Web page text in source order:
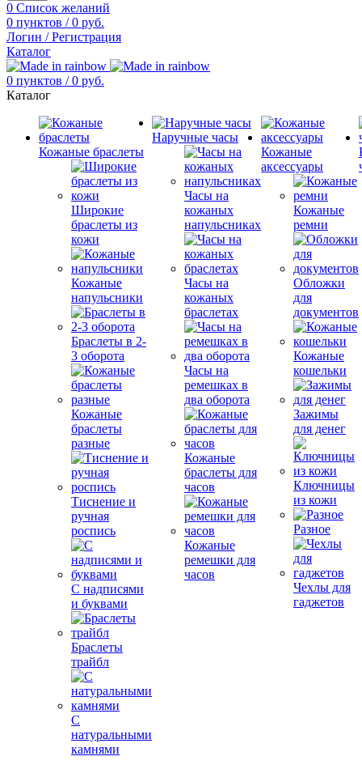
0 Список желаний
0 пунктов / 0 руб.
Логин / Регистрация
Каталог
0 пунктов / 0 руб.
Каталог
Кожаные браслеты
Широкие
браслеты из
кожи
Кожаные
напульсники
Браслеты в 2-
3 оборота
Кожаные
браслеты
разные
Тиснение и
ручная
роспись
С надписями
и буквами
Браслеты
трайбл
С
натуральными
камнями
Наручные часы
Часы на
кожаных
напульсниках
Часы на
кожаных
браслетах
Часы на
ремешках в
два оборота
Кожаные
браслеты для
часов
Кожаные
ремешки для
часов
Кожаные
аксессуары
Кожаные
ремни
Обложки
для
документов
Кожаные
кошельки
Зажимы
для денег
Ключницы
из кожи
Разное
Чехлы для
гаджетов